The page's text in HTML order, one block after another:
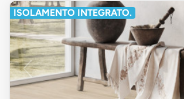
ISOLAMENTO INTEGRATO.